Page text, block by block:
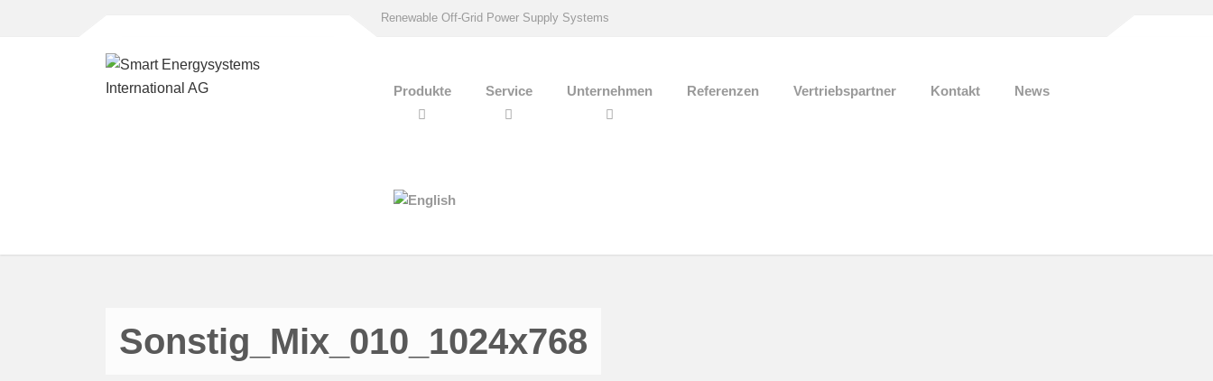
Renewable Off-Grid Power Supply Systems
Produkte Service Unternehmen Referenzen Vertriebspartner Kontakt News
Sonstig_Mix_010_1024x768